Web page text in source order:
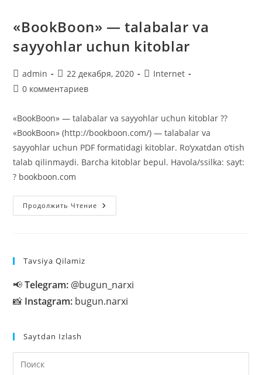
«BookBoon» — talabalar va
sayyohlar uchun kitoblar
Автор
записи:
admin
Запись
опубликована:
22 декабря, 2020
Рубрика
Internet
Комментарии
записи:
0 комментариев
«BookBoon» — talabalar va sayyohlar uchun kitoblar ??
«BookBoon» (http://bookboon.com/) — talabalar va
sayyohlar uchun PDF formatidagi kitoblar. Ro‘yxatdan o‘tish
talab qilinmaydi. Barcha kitoblar bepul. Havola/ssilka: sayt:
? bookboon.com
Продолжить Чтение «BookBoon»
—
Tavsiya Qilamiz
📢Telegram: @bugun_narxi
📸 Instagram: bugun.narxi
Saytdan Izlash